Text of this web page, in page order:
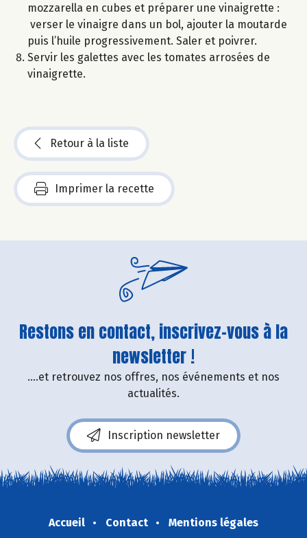
mozzarella en cubes et préparer une vinaigrette :
verser le vinaigre dans un bol, ajouter la moutarde
puis l’huile progressivement. Saler et poivrer.
Servir les galettes avec les tomates arrosées de
vinaigrette.
Retour à la liste
Imprimer la recette
Restons en contact, inscrivez-vous à la
newsletter !
....et retrouvez nos offres, nos événements et nos
actualités.
Inscription newsletter
Accueil Contact
Mentions légales